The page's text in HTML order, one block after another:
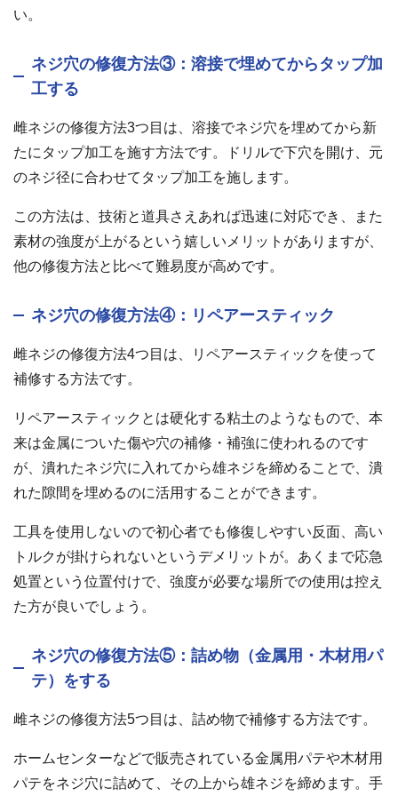
い。
ネジ穴の修復方法③：溶接で埋めてからタップ加
工する
雌ネジの修復方法3つ目は、溶接でネジ穴を埋めてから新
たにタップ加工を施す方法です。ドリルで下穴を開け、元
のネジ径に合わせてタップ加工を施します。
この方法は、技術と道具さえあれば迅速に対応でき、また
素材の強度が上がるという嬉しいメリットがありますが、
他の修復方法と比べて難易度が高めです。
ネジ穴の修復方法④：リペアースティック
雌ネジの修復方法4つ目は、リペアースティックを使って
補修する方法です。
リペアースティックとは硬化する粘土のようなもので、本
来は金属についた傷や穴の補修・補強に使われるのです
が、潰れたネジ穴に入れてから雄ネジを締めることで、潰
れた隙間を埋めるのに活用することができます。
工具を使用しないので初心者でも修復しやすい反面、高い
トルクが掛けられないというデメリットが。あくまで応急
処置という位置付けで、強度が必要な場所での使用は控え
た方が良いでしょう。
ネジ穴の修復方法⑤：詰め物（金属用・木材用パ
テ）をする
雌ネジの修復方法5つ目は、詰め物で補修する方法です。
ホームセンターなどで販売されている金属用パテや木材用
パテをネジ穴に詰めて、その上から雄ネジを締めます。手